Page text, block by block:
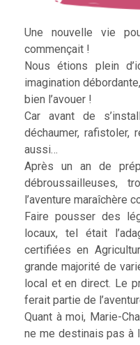
Une nouvelle vie
commençait !
Nous étions plein
imagination
bien l’avouer !
Car avant de
déchaumer, rafistoler,
aussi…
Après un an de
débroussailleuses,
l’aventure maraîchère
Faire pousser des
locaux, tel était
certifiées en
grande majorité de
local et en direct. Le
ferait partie de
Quant à moi, Marie-
ne me destinais pas à